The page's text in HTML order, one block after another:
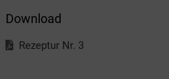
Download
Rezeptur Nr. 3